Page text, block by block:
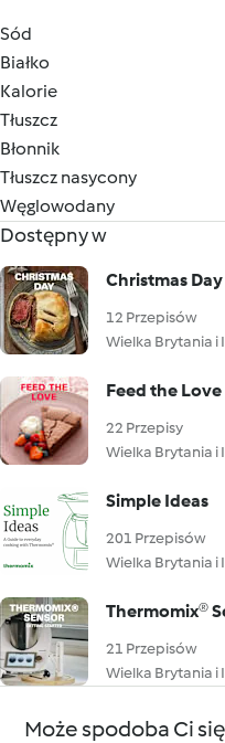
Sód
Białko
Kalorie
Tłuszcz
Błonnik
Tłuszcz nasycony
Węglowodany
Dostępny w
Christmas Day
12 Przepisów
Wielka Brytania i
Feed the Love
22 Przepisy
Wielka Brytania i
Simple Ideas
201 Przepisów
Wielka Brytania i
Thermomix®
21 Przepisów
Wielka Brytania i
Może spodoba Ci